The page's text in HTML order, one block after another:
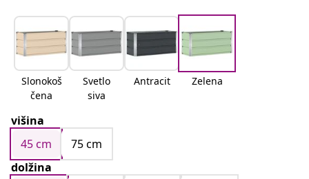
Slonokoš
čena
Svetlo
siva
Antracit Zelena
višina
45 cm
75 cm
dolžina